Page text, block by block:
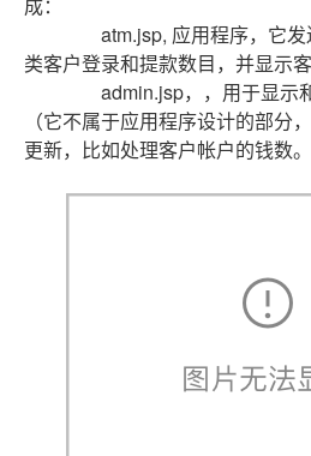
atm.jsp, 应用程序，它发
类客户登录和提款数目，并显示
admin.jsp，，用于显示和
（它不属于应用程序设计的部分
更新，比如处理客户帐户的钱数。